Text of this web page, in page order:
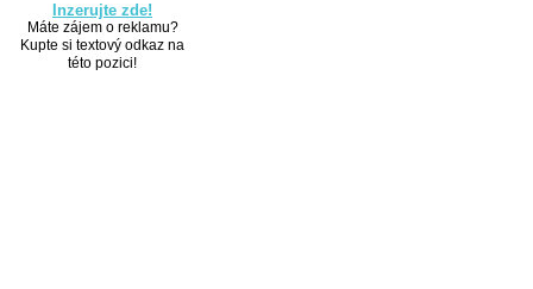
Inzerujte zde!
Máte zájem o reklamu?
Kupte si textový odkaz na
této pozici!